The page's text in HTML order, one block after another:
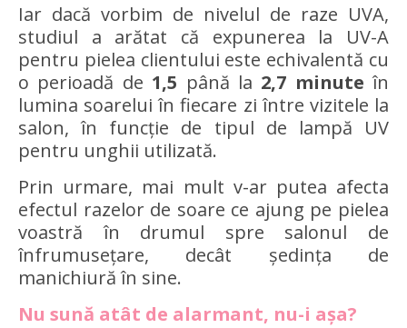
Iar dacă vorbim de nivelul de raze UVA,
studiul a arătat că expunerea la UV-A
pentru pielea clientului este echivalentă cu
o perioadă de 1,5 până la 2,7 minute în
lumina soarelui în fiecare zi între vizitele la
salon, în funcție de tipul de lampă UV
pentru unghii utilizată.
Prin urmare, mai mult v-ar putea afecta
efectul razelor de soare ce ajung pe pielea
voastră în drumul spre salonul de
înfrumusețare, decât ședința de
manichiură în sine.
Nu sună atât de alarmant, nu-i așa?